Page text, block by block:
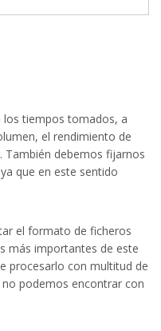
los tiempos tomados, a
el rendimiento de
También debemos fijarnos
que en este sentido
el formato de ficheros
más importantes de este
procesarlo con multitud de
podemos encontrar con